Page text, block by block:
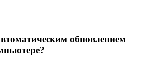
обновлением